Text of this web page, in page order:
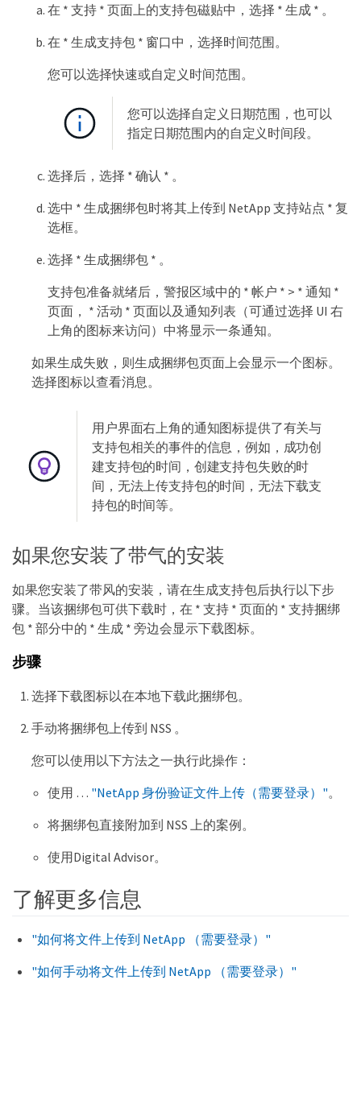
在 * 支持 * 页面上的支持包磁贴中，选择 * 生成 * 。
在 * 生成支持包 * 窗口中，选择时间范围。
您可以选择快速或自定义时间范围。
您可以选择自定义日期范围，也可以
指定日期范围内的自定义时间段。
选择后，选择 * 确认 * 。
选中 * 生成捆绑包时将其上传到 NetApp 支持站点 * 复
选框。
选择 * 生成捆绑包 * 。
支持包准备就绪后，警报区域中的 * 帐户 * > * 通知 *
页面， * 活动 * 页面以及通知列表（可通过选择 UI 右
上角的图标来访问）中将显示一条通知。
如果生成失败，则生成捆绑包页面上会显示一个图标。
选择图标以查看消息。
用户界面右上角的通知图标提供了有关与
支持包相关的事件的信息，例如，成功创
建支持包的时间，创建支持包失败的时
间，无法上传支持包的时间，无法下载支
持包的时间等。
如果您安装了带气的安装
如果您安装了带风的安装，请在生成支持包后执行以下步
骤。当该捆绑包可供下载时，在 * 支持 * 页面的 * 支持捆绑
包 * 部分中的 * 生成 * 旁边会显示下载图标。
步骤
选择下载图标以在本地下载此捆绑包。
手动将捆绑包上传到 NSS 。
您可以使用以下方法之一执行此操作：
使用 …​ "NetApp 身份验证文件上传（需要登录）"。
将捆绑包直接附加到 NSS 上的案例。
使用Digital Advisor。
了解更多信息
"如何将文件上传到 NetApp （需要登录）"
"如何手动将文件上传到 NetApp （需要登录）"